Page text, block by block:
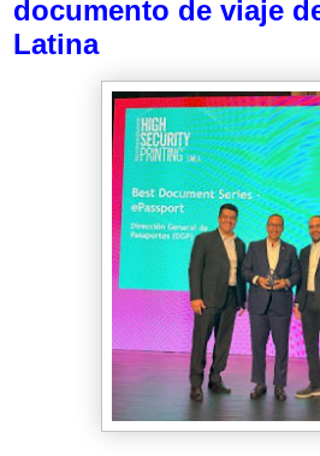
documento de viaje
Latina